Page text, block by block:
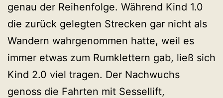
genau der Reihenfolge. Während Kind 1.0
die zurück gelegten Strecken gar nicht als
Wandern wahrgenommen hatte, weil es
immer etwas zum Rumklettern gab, ließ sich
Kind 2.0 viel tragen. Der Nachwuchs
genoss die Fahrten mit Sessellift,